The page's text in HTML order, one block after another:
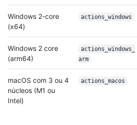
Windows 2-core
(x64)
actions_windows
Windows 2 core
(arm64)
actions_windows_
arm
macOS com 3 ou 4
núcleos (M1 ou
Intel)
actions_macos